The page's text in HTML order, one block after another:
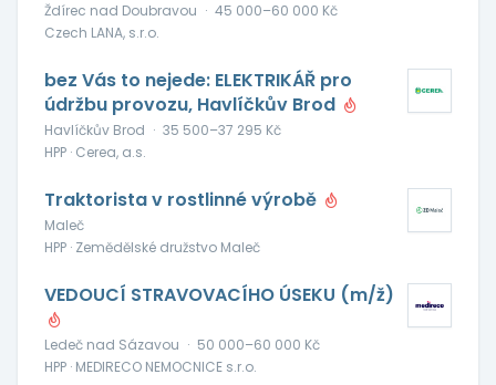
Ždírec nad Doubravou · 45 000–60 000 Kč
Czech LANA, s.r.o.
bez Vás to nejede: ELEKTRIKÁŘ pro
údržbu provozu, Havlíčkův Brod
Havlíčkův Brod · 35 500–37 295 Kč
HPP · Cerea, a.s.
Traktorista v rostlinné výrobě
Maleč
HPP · Zemědělské družstvo Maleč
VEDOUCÍ STRAVOVACÍHO ÚSEKU (m/ž)
Ledeč nad Sázavou · 50 000–60 000 Kč
HPP · MEDIRECO NEMOCNICE s.r.o.